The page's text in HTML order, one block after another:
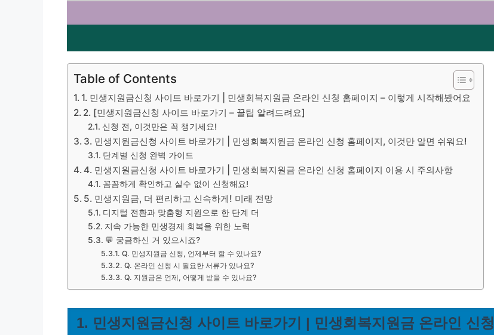
Table of Contents
1. 민생지원금신청 사이트 바로가기 | 민생회복지원금 온라인 신청 홈페이지 – 이렇게 시작해봤어요
2. [민생지원금신청 사이트 바로가기 – 꿀팁 알려드려요]
신청 전, 이것만은 꼭 챙기세요!
3. 민생지원금신청 사이트 바로가기 | 민생회복지원금 온라인 신청 홈페이지, 이것만 알면 쉬워요!
단계별 신청 완벽 가이드
4. 민생지원금신청 사이트 바로가기 | 민생회복지원금 온라인 신청 홈페이지 이용 시 주의사항
꼼꼼하게 확인하고 실수 없이 신청해요!
5. 민생지원금, 더 편리하고 신속하게! 미래 전망
디지털 전환과 맞춤형 지원으로 한 단계 더
지속 가능한 민생경제 회복을 위한 노력
💬 궁금하신 거 있으시죠?
Q. 민생지원금 신청, 언제부터 할 수 있나요?
Q. 온라인 신청 시 필요한 서류가 있나요?
Q. 지원금은 언제, 어떻게 받을 수 있나요?
1. 민생지원금신청 사이트 바로가기 | 민생회복지원금 온라인 신청